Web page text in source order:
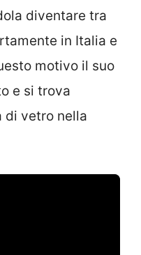
diventare tra
in Italia e
motivo il suo
e si trova
di vetro nella